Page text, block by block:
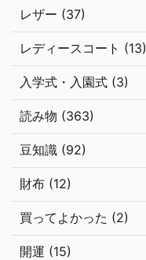
レザー (37)
レディースコート (13)
入学式・入園式 (3)
読み物 (363)
豆知識 (92)
財布 (12)
買ってよかった (2)
開運 (15)